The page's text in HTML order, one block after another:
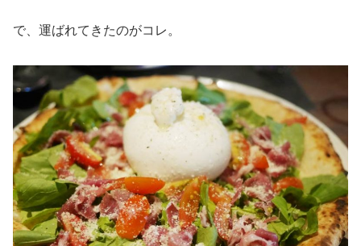
で、運ばれてきたのがコレ。